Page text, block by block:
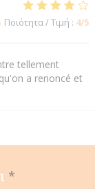
Ποιότητα / Τιμή : 4/5
tellement
a renoncé et
*